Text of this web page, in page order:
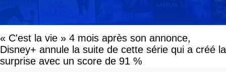
« C'est la vie » 4 mois après son annonce,
Disney+ annule la suite de cette série qui a créé la
surprise avec un score de 91 %